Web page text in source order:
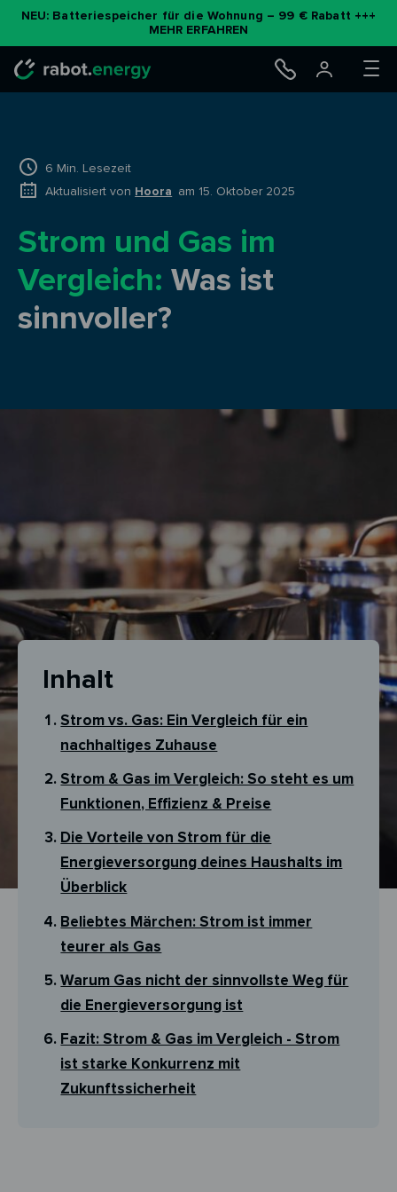
NEU: Batteriespeicher für die Wohnung – 99 € Rabatt +++
MEHR ERFAHREN
6 Min. Lesezeit
Aktualisiert von Hoora am 15. Oktober 2025
Strom und Gas im
Vergleich: Was ist
sinnvoller?
Inhalt
Strom vs. Gas: Ein Vergleich für ein
nachhaltiges Zuhause
Strom & Gas im Vergleich: So steht es um
Funktionen, Effizienz & Preise
Die Vorteile von Strom für die
Energieversorgung deines Haushalts im
Überblick
Beliebtes Märchen: Strom ist immer
teurer als Gas
Warum Gas nicht der sinnvollste Weg für
die Energieversorgung ist
Fazit: Strom & Gas im Vergleich - Strom
ist starke Konkurrenz mit
Zukunftssicherheit